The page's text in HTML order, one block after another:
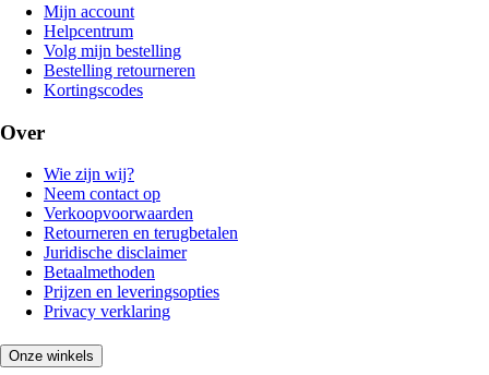
Mijn account
Helpcentrum
Volg mijn bestelling
Bestelling retourneren
Kortingscodes
Over
Wie zijn wij?
Neem contact op
Verkoopvoorwaarden
Retourneren en terugbetalen
Juridische disclaimer
Betaalmethoden
Prijzen en leveringsopties
Privacy verklaring
Onze winkels